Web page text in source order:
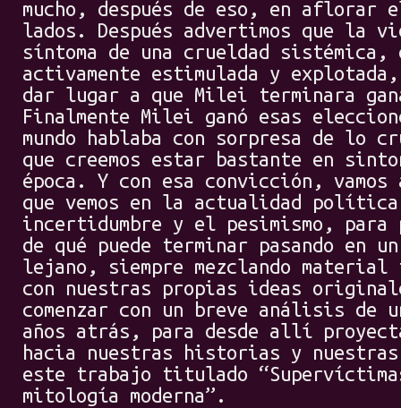
mucho, después de eso, en aflorar
lados. Después advertimos que la
síntoma de una crueldad sistémica,
activamente estimulada y
dar lugar a que Milei terminara
Finalmente Milei ganó esas
mundo hablaba con sorpresa de lo
que creemos estar bastante en
época. Y con esa convicción,
que vemos en la actualidad
incertidumbre y el pesimismo,
de qué puede terminar pasando en
lejano, siempre mezclando
con nuestras propias ideas
comenzar con un breve análisis de
años atrás, para desde allí
hacia nuestras historias y
este trabajo titulado
mitología moderna”.